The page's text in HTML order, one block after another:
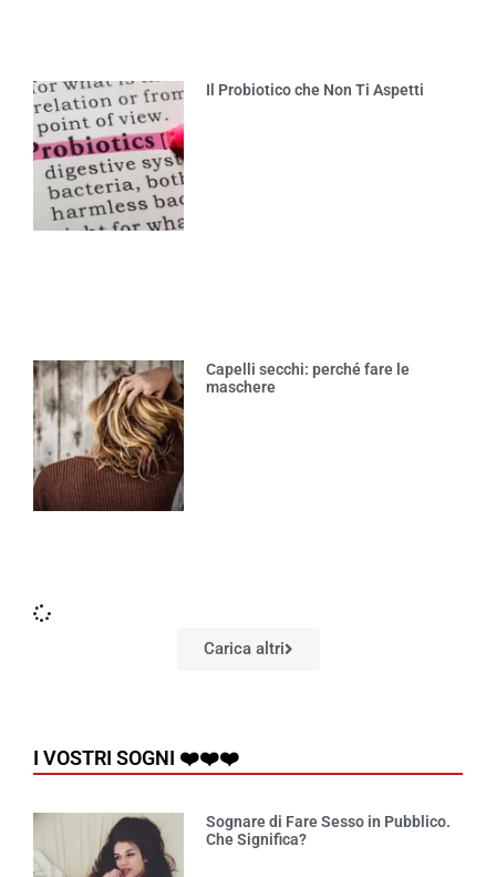
Il Probiotico che Non Ti Aspetti
Capelli secchi: perché fare le
maschere
Carica altri
I VOSTRI SOGNI ❤️❤️❤️
Sognare di Fare Sesso in Pubblico.
Che Significa?